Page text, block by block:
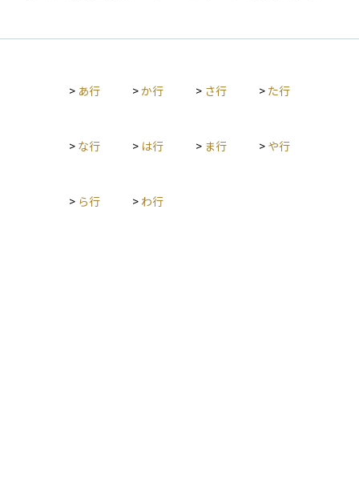
は物価が安定または下落している状態を示します。
> あ行 >か行 > さ行 > た行
> な行 > は行 > ま行 > や行
> ら行 > わ行